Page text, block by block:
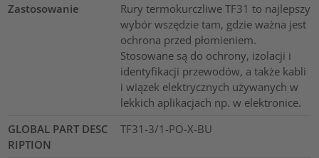
Zastosowanie
Rury termokurczliwe TF31 to najlepszy
wybór wszędzie tam, gdzie ważna jest
ochrona przed płomieniem.
Stosowane są do ochrony, izolacji i
identyfikacji przewodów, a także kabli
i wiązek elektrycznych używanych w
lekkich aplikacjach np. w elektronice.
GLOBAL PART DESC
RIPTION
TF31-3/1-PO-X-BU